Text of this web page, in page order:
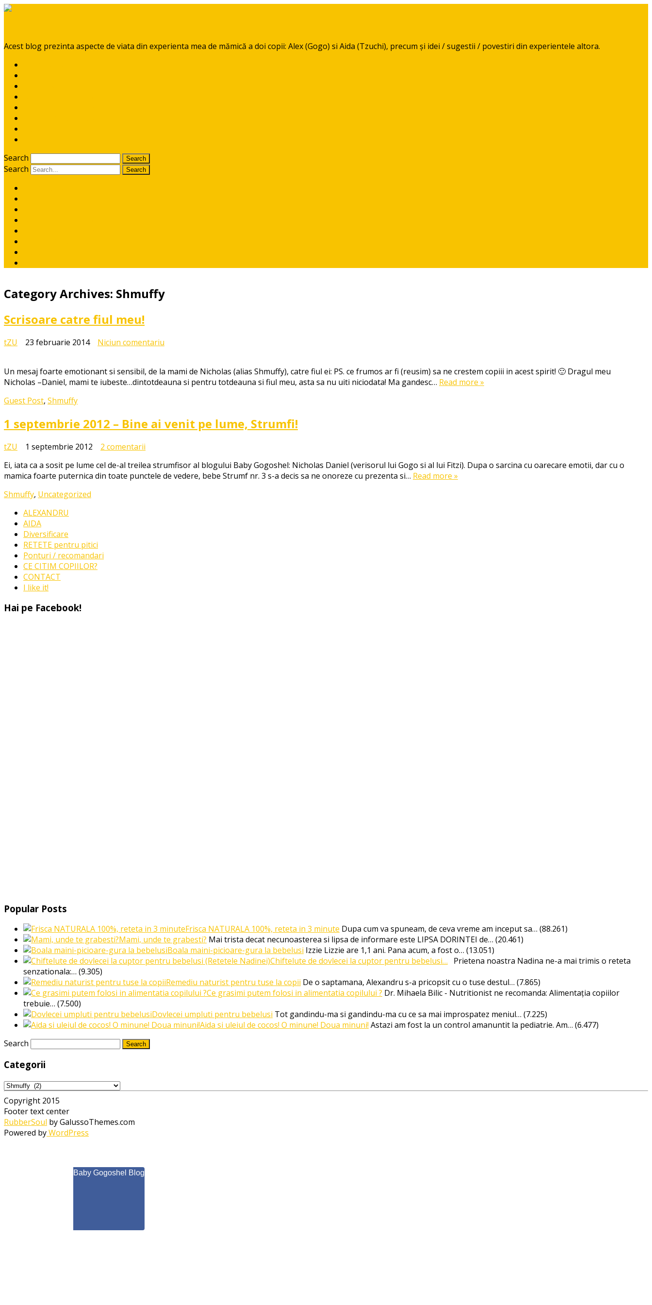
Acest blog prezinta aspecte de viata din experienta mea de mămică a doi copii: Alex (Gogo) si Aida (Tzuchi), precum și idei / sugestii / povestiri din experientele altora.
Search
Search
Category Archives: Shmuffy
Scrisoare catre fiul meu!
tZU 23 februarie 2014 Niciun comentariu
fiul
meu!
Un mesaj foarte emotionant si sensibil, de la mami de Nicholas (alias Shmuffy), catre fiul ei: PS. ce frumos ar fi (reusim) sa ne crestem copiii in acest spirit! 🙂 Dragul meu
Nicholas –Daniel, mami te iubeste…dintotdeauna si pentru totdeauna si fiul meu, asta sa nu uiti niciodata! Ma gandesc… Read more »
Guest Post, Shmuffy
1 septembrie 2012 – Bine ai venit pe lume, Strumfi!
tZU 1 septembrie 2012 2 comentarii
septembrie
2012
Ei, iata ca a sosit pe lume cel de-al treilea strumfisor al blogului Baby Gogoshel: Nicholas Daniel (verisorul lui Gogo si al lui Fitzi). Dupa o sarcina cu oarecare emotii, dar cu o
mamica foarte puternica din toate punctele de vedere, bebe Strumf nr. 3 s-a decis sa ne onoreze cu prezenta si… Read more »
Shmuffy, Uncategorized
ALEXANDRU
AIDA
Diversificare
RETETE pentru pitici
Ponturi / recomandari
CE CITIM COPIILOR?
CONTACT
I like it!
Hai pe Facebook!
Popular Posts
Frisca NATURALA 100%, reteta in 3 minute Dupa cum va spuneam, de ceva vreme am inceput sa… (88.261)
Mami, unde te grabesti? Mai trista decat necunoasterea si lipsa de informare este LIPSA DORINTEI de… (20.461)
Boala maini-picioare-gura la bebelusi Izzie Lizzie are 1,1 ani. Pana acum, a fost o… (13.051)
Chiftelute de dovlecei la cuptor pentru bebelusi… Prietena noastra Nadina ne-a mai trimis o reteta
senzationala:… (9.305)
Remediu naturist pentru tuse la copii De o saptamana, Alexandru s-a pricopsit cu o tuse destul… (7.865)
Ce grasimi putem folosi in alimentatia copilului ? Dr. Mihaela Bilic - Nutritionist ne recomanda: Alimentația copiilor
trebuie… (7.500)
Dovlecei umpluti pentru bebelusi Tot gandindu-ma si gandindu-ma cu ce sa mai improspatez meniul… (7.225)
Aida si uleiul de cocos! O minune! Doua minuni! Astazi am fost la un control amanuntit la pediatrie. Am… (6.477)
Search
Categorii
Categorii
Copyright 2015
Footer text center
RubberSoul by GalussoThemes.com
Powered byWordPress
Baby Gogoshel Blog